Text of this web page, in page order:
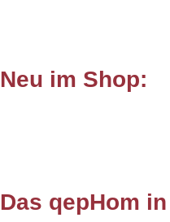
Neu im Shop:
Das qepHom